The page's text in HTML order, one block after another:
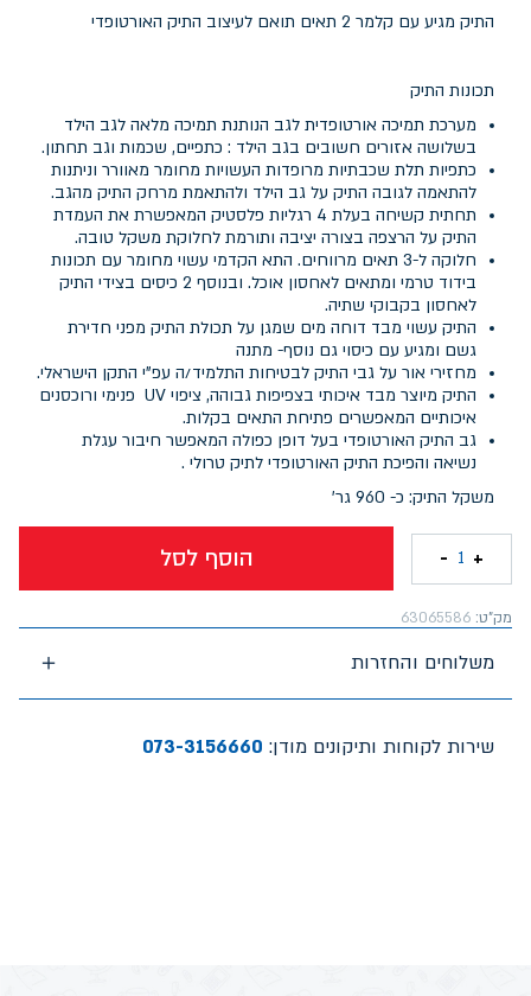
התיק מגיע עם קלמר 2 תאים תואם לעיצוב התיק האורטופדי
תכונות התיק
מערכת תמיכה אורטופדית לגב הנותנת תמיכה מלאה לגב הילד
בשלושה אזורים חשובים בגב הילד : כתפיים, שכמות וגב תחתון.
כתפיות תלת שכבתיות מרופדות העשויות מחומר מאוורר וניתנות
להתאמה לגובה התיק על גב הילד ולהתאמת מרחק התיק מהגב.
תחתית קשיחה בעלת 4 רגליות פלסטיק המאפשרת את העמדת
התיק על הרצפה בצורה יציבה ותורמת לחלוקת משקל טובה.
חלוקה ל-3 תאים מרווחים. התא הקדמי עשוי מחומר עם תכונות
בידוד טרמי ומתאים לאחסון אוכל. ובנוסף 2 כיסים בצידי התיק
לאחסון בקבוקי שתיה.
התיק עשוי מבד דוחה מים שמגן על תכולת התיק מפני חדירת
גשם ומגיע עם כיסוי גם נוסף- מתנה
מחזירי אור על גבי התיק לבטיחות התלמיד/ה עפ"י התקן הישראלי.
התיק מיוצר מבד איכותי בצפיפות גבוהה, ציפוי UV פנימי ורוכסנים
איכותיים המאפשרים פתיחת התאים בקלות.
גב התיק האורטופדי בעל דופן כפולה המאפשר חיבור עגלת
נשיאה והפיכת התיק האורטופדי לתיק טרולי .
משקל התיק: כ- 960 גר'
הוסף לסל +
1
-
מק"ט: 63065586
משלוחים והחזרות
שירות לקוחות ותיקונים מודן: 073-3156660